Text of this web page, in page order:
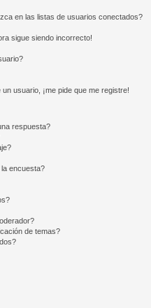
en las listas de usuarios conectados?
sigue siendo incorrecto!
usuario, ¡me pide que me registre!
respuesta?
encuesta?
de temas?